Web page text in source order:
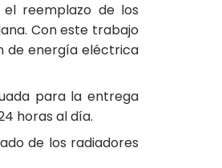
el reemplazo de los
Con este trabajo
de energía eléctrica
para la entrega
horas al día.
de los radiadores